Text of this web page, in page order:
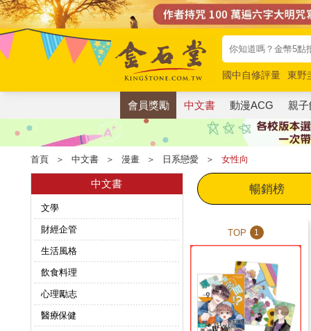
國中自修評量
東野
唯紅花綻放
奧德賽
會員獎勵 中文書 動漫ACG 親
首頁 ＞ 中文書 ＞ 漫畫 ＞ 日系戀愛 ＞ 女性向
中文書
文學
財經企管
生活風格
飲食料理
心理勵志
醫療保健
暢銷榜
TOP 1